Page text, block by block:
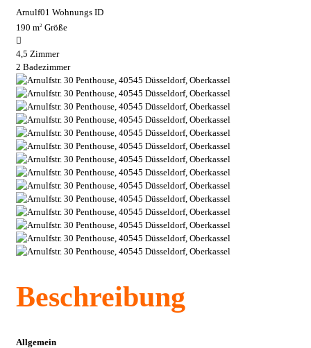
Arnulf01 Wohnungs ID
190 m2 Größe
4,5 Zimmer
2 Badezimmer
Beschreibung
Allgemein